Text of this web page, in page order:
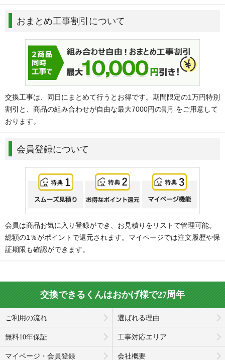
おまとめ工事割引について
交換工事は、同日にまとめて行うとお得です。期間限定の1万円特別
割引と、商品の組み合わせが自由な最大7000円の割引をご用意して
おります。
会員登録について
会員は商品お気に入り登録ができ、お見積りをリストで管理可能。
総額の1％がポイントで還元されます。マイページでは注文履歴や保
証期限も確認ができます。
交換できるくんはおかげ様で27周年
ご利用の流れ 選ばれる理由
無料10年保証 工事対応エリア
マイページ・会員登録 会社概要